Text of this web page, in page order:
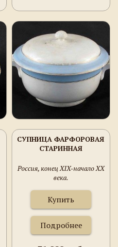
СУПНИЦА ФАРФОРОВАЯ
СТАРИННАЯ
Россия, конец XIX-начало XX
века.
Купить
Подробнее